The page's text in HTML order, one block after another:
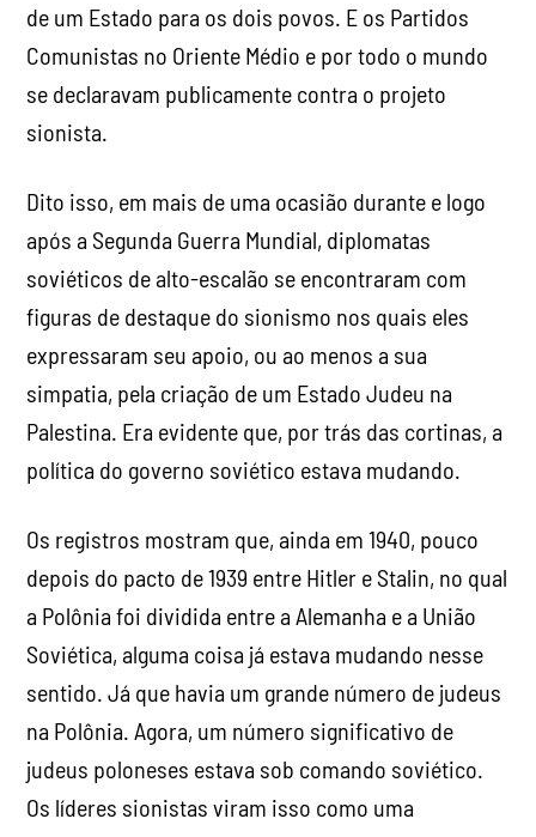
de um Estado para os dois povos. E os Partidos
Comunistas no Oriente Médio e por todo o mundo
se declaravam publicamente contra o projeto
sionista.
Dito isso, em mais de uma ocasião durante e logo
após a Segunda Guerra Mundial, diplomatas
soviéticos de alto-escalão se encontraram com
figuras de destaque do sionismo nos quais eles
expressaram seu apoio, ou ao menos a sua
simpatia, pela criação de um Estado Judeu na
Palestina. Era evidente que, por trás das cortinas, a
política do governo soviético estava mudando.
Os registros mostram que, ainda em 1940, pouco
depois do pacto de 1939 entre Hitler e Stalin, no qual
a Polônia foi dividida entre a Alemanha e a União
Soviética, alguma coisa já estava mudando nesse
sentido. Já que havia um grande número de judeus
na Polônia. Agora, um número significativo de
judeus poloneses estava sob comando soviético.
Os líderes sionistas viram isso como uma